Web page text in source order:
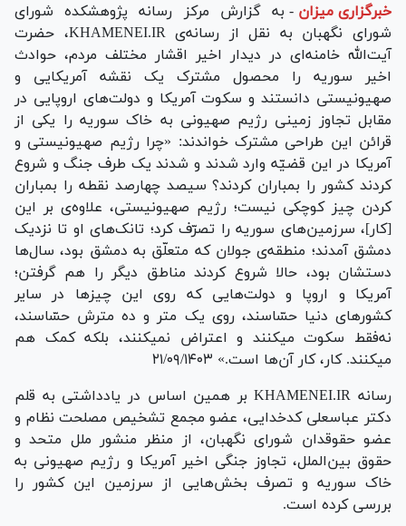
خبرگزاری میزان - به گزارش مرکز رسانه پژوهشکده شورای
شورای نگهبان به نقل از رسانه‌ی KHAMENEI.IR، حضرت
آیت‌الله خامنه‌ای در دیدار اخیر اقشار مختلف مردم، حوادث
اخیر سوریه را محصول مشترک یک نقشه آمریکایی و
صهیونیستی دانستند و سکوت آمریکا و دولت‌های اروپایی در
مقابل تجاوز زمینی رژیم صهیونی به خاک سوریه را یکی از
قرائن این طراحی مشترک خواندند: «چرا رژیم صهیونیستی و
آمریکا در این قضیّه وارد شدند و شدند یک طرف جنگ و شروع
کردند کشور را بمباران کردند؟ سیصد چهارصد نقطه را بمباران
کردن چیز کوچکی نیست؛ رژیم صهیونیستی، علاوه‌ی بر این
[کار]، سرزمین‌های سوریه را تصرّف کرد؛ تانک‌های او تا نزدیک
دمشق آمدند؛ منطقه‌ی جولان که متعلّق به دمشق بود، سال‌ها
دستشان بود، حالا شروع کردند مناطق دیگر را هم گرفتن؛
آمریکا و اروپا و دولت‌هایی که روی این چیز‌ها در سایر
کشور‌های دنیا حسّاسند، روی یک متر و ده مترش حسّاسند،
نه‌فقط سکوت میکنند و اعتراض نمیکنند، بلکه کمک هم
میکنند. کار، کار آن‌ها است.» ۲۱/۰۹/۱۴۰۳
رسانه KHAMENEI.IR بر همین اساس در یادداشتی به قلم
دکتر عباسعلی کدخدایی، عضو مجمع تشخیص مصلحت نظام و
عضو حقوقدان شورای نگهبان، از منظر منشور ملل متحد و
حقوق بین‌الملل، تجاوز جنگی اخیر آمریکا و رژیم صهیونی به
خاک سوریه و تصرف بخش‌هایی از سرزمین این کشور را
بررسی کرده است.